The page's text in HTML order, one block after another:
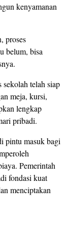
kenyamanan
proses
belum, bisa
telah siap
meja, kursi,
lengkap
pribadi.
pintu masuk bagi
Pemerintah
fondasi kuat
menciptakan